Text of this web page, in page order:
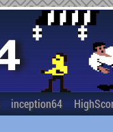
inception64